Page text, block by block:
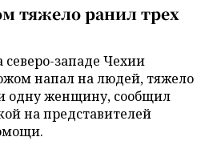
тяжело ранил трех
северо-западе Чехии
напал на людей, тяжело
одну женщину, сообщил
на представителей